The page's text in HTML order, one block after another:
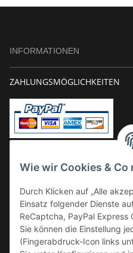
Wie wir Cookies & Co
Durch Klicken auf „Alle
Einsatz folgender Dienste
ReCaptcha, PayPal
Sie können die Einstellung
(Fingerabdruck-Icon links
INFORMATIONEN
ZAHLUNGSMÖGLICHKEITEN
Überweisung
Kauf auf Rechnung
VERSAND